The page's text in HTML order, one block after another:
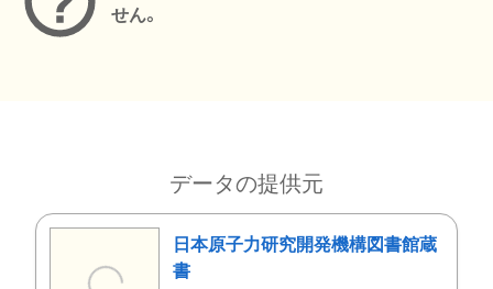
せん。
データの提供元
日本原子力研究開発機構図書館蔵
書